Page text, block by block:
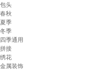
包头
春秋
夏季
冬季
四季通用
拼接
绣花
金属装饰